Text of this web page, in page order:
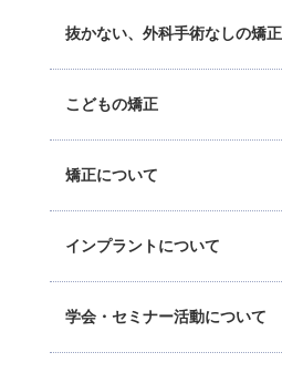
抜かない、外科手術なしの矯正
こどもの矯正
矯正について
インプラントについて
学会・セミナー活動について